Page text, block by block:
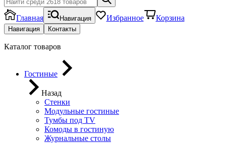
Главная Навигация Избранное Корзина
Навигация Контакты
Каталог товаров
Гостиные
Назад
Стенки
Модульные гостиные
Тумбы под ТV
Комоды в гостиную
Журнальные столы